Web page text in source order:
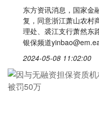
东方资讯消息，国家金
复，同意浙江萧山农村
理处、裘江支行萧然东
银保频道
2024-05-08 11:02:00